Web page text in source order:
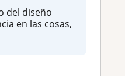
del diseño
en las cosas,